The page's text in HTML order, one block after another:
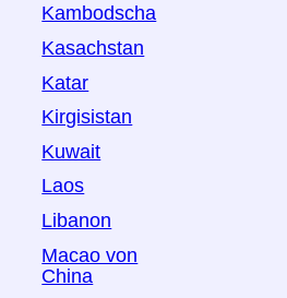
Kambodscha
Kasachstan
Katar
Kirgisistan
Kuwait
Laos
Libanon
Macao von
China